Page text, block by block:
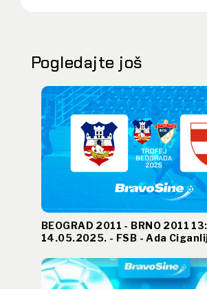
Pogledajte još
BEOGRAD 2011 - BRNO 2011
14.05.2025. - FSB - Ada